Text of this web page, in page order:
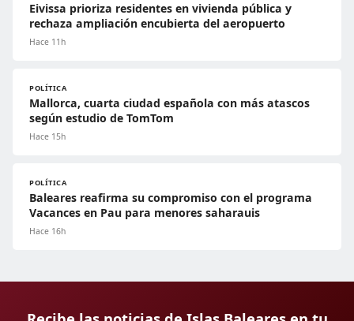
Eivissa prioriza residentes en vivienda pública y
rechaza ampliación encubierta del aeropuerto
Hace 11h
POLÍTICA
Mallorca, cuarta ciudad española con más atascos
según estudio de TomTom
Hace 15h
POLÍTICA
Baleares reafirma su compromiso con el programa
Vacances en Pau para menores saharauis
Hace 16h